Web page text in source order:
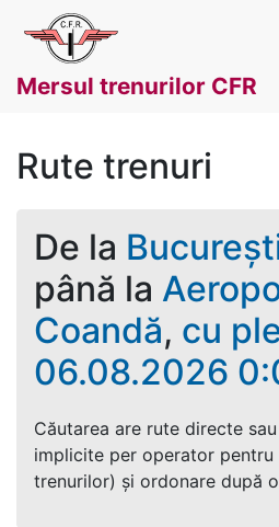
Mersul trenurilor CFR
Rute trenuri
De la
până la
Coandă, cu
06.08.2026
Căutarea are rute directe
implicite per operator pentru
trenurilor) și ordonare după